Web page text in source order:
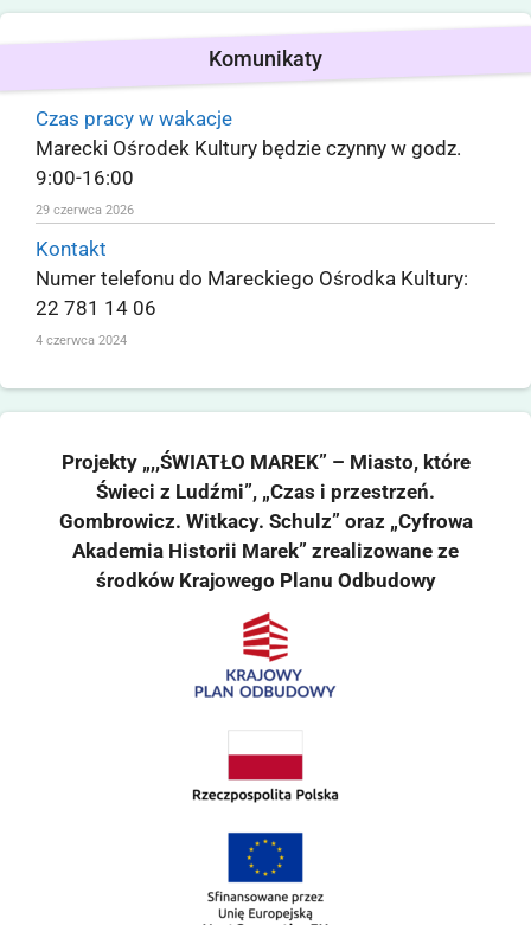
Komunikaty
Czas pracy w wakacje
Marecki Ośrodek Kultury będzie czynny w godz.
9:00-16:00
29 czerwca 2026
Kontakt
Numer telefonu do Mareckiego Ośrodka Kultury:
22 781 14 06
4 czerwca 2024
Projekty „,,ŚWIATŁO MAREK” – Miasto, które
Świeci z Ludźmi”, „Czas i przestrzeń.
Gombrowicz. Witkacy. Schulz” oraz „Cyfrowa
Akademia Historii Marek” zrealizowane ze
środków Krajowego Planu Odbudowy